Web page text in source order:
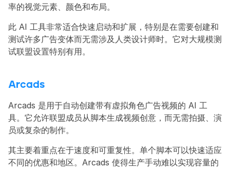
率的视觉元素、颜色和布局。
此 AI 工具非常适合快速启动和扩展，特别是在需要创建和
测试许多广告变体而无需涉及人类设计师时。它对大规模测
试联盟设置特别有用。
Arcads
Arcads 是用于自动创建带有虚拟角色广告视频的 AI 工
具。它允许联盟成员从脚本生成视频创意，而无需拍摄、演
员或复杂的制作。
其主要着重点在于速度和可重复性。单个脚本可以快速适应
不同的优惠和地区。Arcads 使得生产手动难以实现容量的